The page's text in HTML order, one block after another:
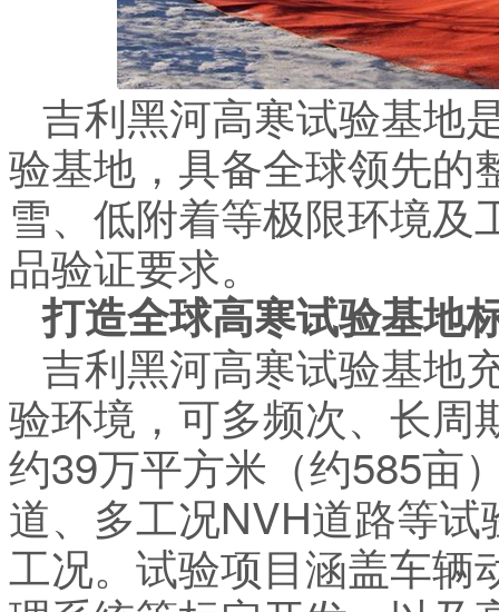
吉利黑河高寒试验基地
验基地，具备全球领先的
雪、低附着等极限环境
品验证要求。
打造全球高寒试验基地
吉利黑河高寒试验基地
验环境，可多频次、长周
约39万平方米（约585亩
道、多工况NVH道路等
工况。试验项目涵盖车辆